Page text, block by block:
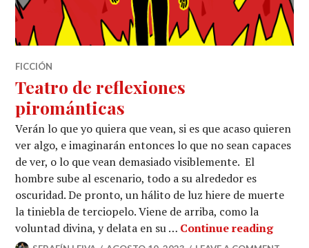
FICCIÓN
Teatro de reflexiones
pirománticas
Verán lo que yo quiera que vean, si es que acaso quieren
ver algo, e imaginarán entonces lo que no sean capaces
de ver, o lo que vean demasiado visiblemente. El
hombre sube al escenario, todo a su alrededor es
oscuridad. De pronto, un hálito de luz hiere de muerte
la tiniebla de terciopelo. Viene de arriba, como la
voluntad divina, y delata en su … Continue reading